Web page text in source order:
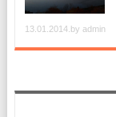
13.01.2014.by admin